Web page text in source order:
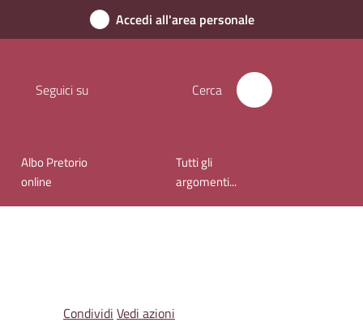
Accedi all'area personale
Seguici su Cerca
Albo Pretorio
online
Tutti gli
argomenti...
Condividi Vedi azioni